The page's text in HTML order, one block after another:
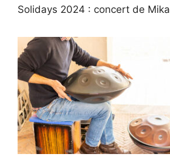
Solidays 2024 : concert de Mika